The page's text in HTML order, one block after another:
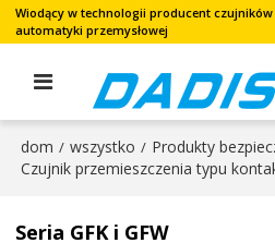
Wiodący w technologii producent
automatyki przemysłowej
dom / wszystko / Produkty
Czujnik przemieszczenia typu
Seria GFK i GFW